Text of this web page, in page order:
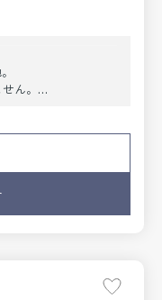
ん。